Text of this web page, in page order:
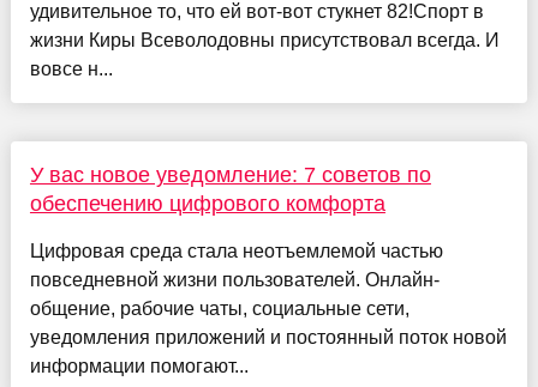
удивительное то, что ей вот-вот стукнет 82!Спорт в
жизни Киры Всеволодовны присутствовал всегда. И
вовсе н...
У вас новое уведомление: 7 советов по
обеспечению цифрового комфорта
Цифровая среда стала неотъемлемой частью
повседневной жизни пользователей. Онлайн-
общение, рабочие чаты, социальные сети,
уведомления приложений и постоянный поток новой
информации помогают...